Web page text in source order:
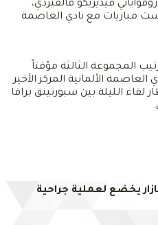
فيديريكو فالفيردي،
مباريات مع نادي العاصمة
المجموعة الثالثة مؤقتاً
الألمانية المركز الأخير
الليلة بين سبورتينق براقا
يخضع لعملية جراحية